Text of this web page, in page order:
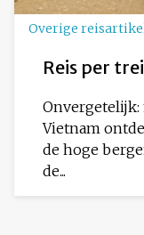
Overige
Reis per
Onvergetelijk:
Vietnam
de hoge
de...